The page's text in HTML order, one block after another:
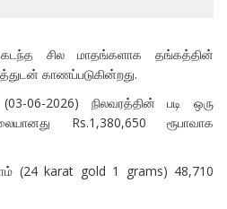
சில மாதங்களாக தங்கத்தின்
காணப்படுகின்றது.
06-2026) நிலவரத்தின் படி ஒரு
Rs.1,380,650 ரூபாவாக
(24 karat gold 1 grams) 48,710